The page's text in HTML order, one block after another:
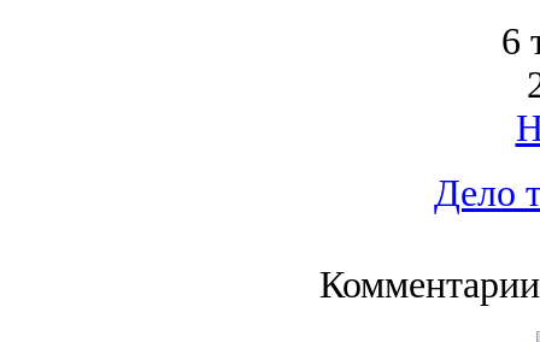
6
Дело